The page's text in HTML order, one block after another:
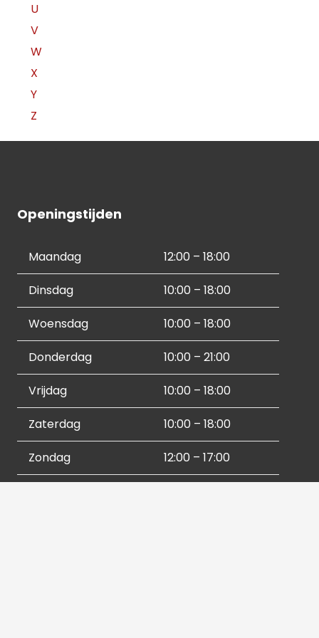
U
V
W
X
Y
Z
Openingstijden
Maandag 12:00 – 18:00
Dinsdag 10:00 – 18:00
Woensdag 10:00 – 18:00
Donderdag 10:00 – 21:00
Vrijdag 10:00 – 18:00
Zaterdag 10:00 – 18:00
Zondag 12:00 – 17:00